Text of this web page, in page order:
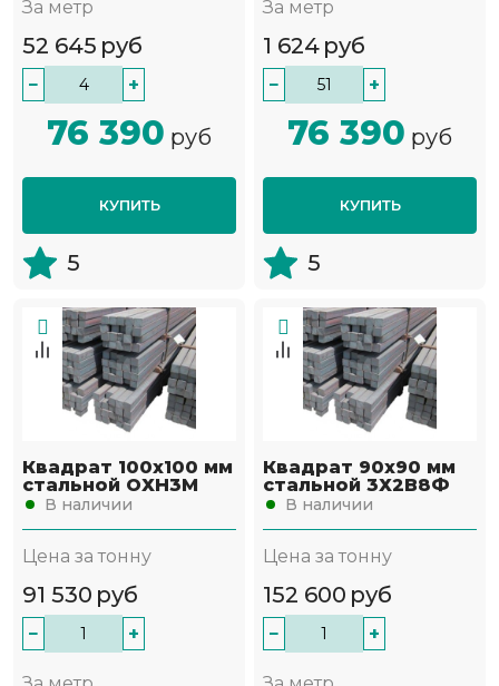
За метр
52 645 руб
− +
76 390 руб
КУПИТЬ
5
За метр
1 624 руб
− +
76 390 руб
КУПИТЬ
5
Квадрат 100х100 мм
стальной ОХН3М
В наличии
Цена за тонну
91 530 руб
− +
Квадрат 90х90 мм
стальной 3Х2В8Ф
В наличии
Цена за тонну
152 600 руб
− +